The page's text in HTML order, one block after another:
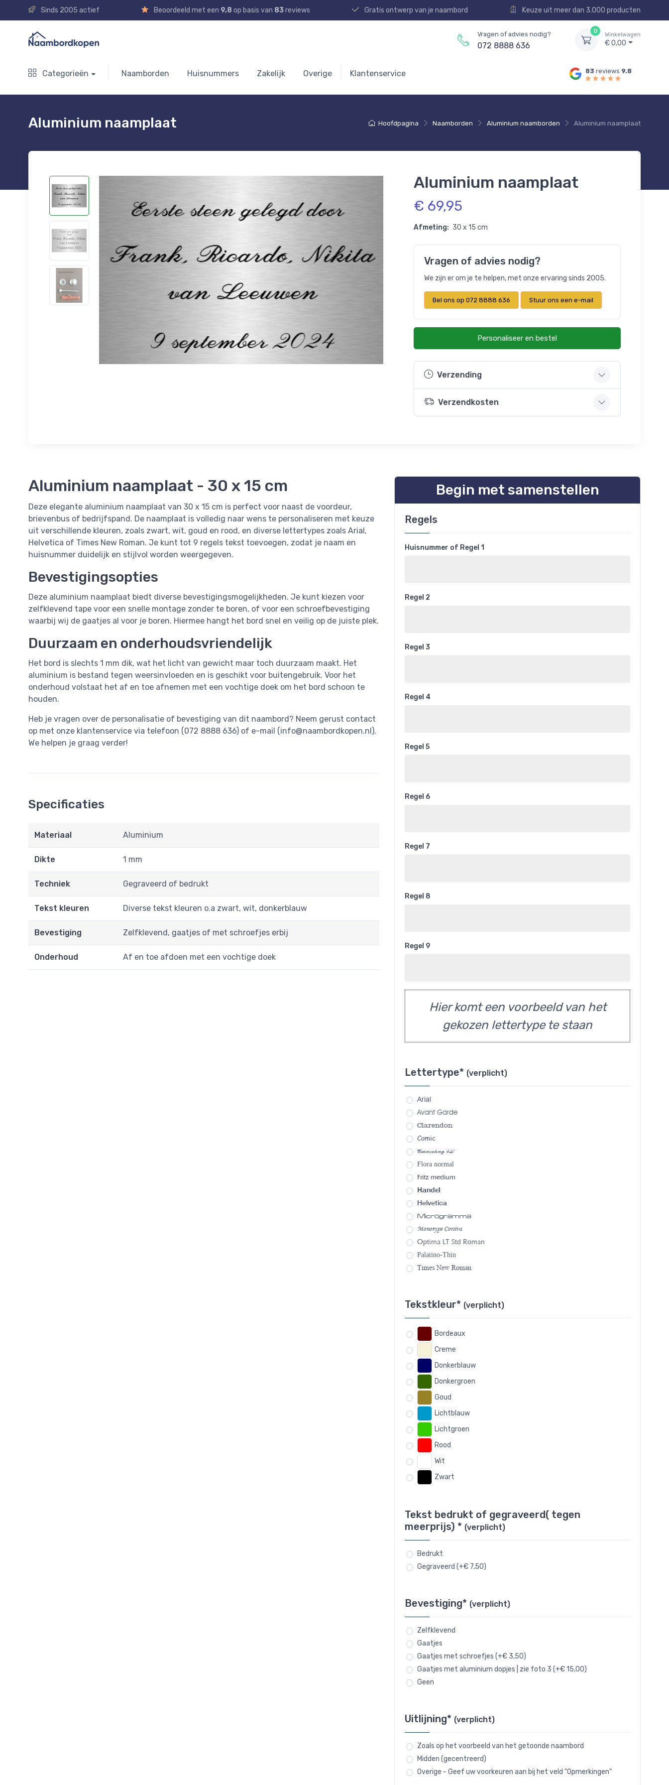
Sinds 2005 actief Beoordeeld met een 9,8 op basis van 83reviews Gratis ontwerp van je naambord Keuze uit meer dan 3.000 producten
Vragen of advies nodig?
072 8888 636
0
Winkelwagen
€ 0,00
Categorieën Naamborden Huisnummers Zakelijk Overige Klantenservice 83 reviews 9.8
Hoofdpagina Naamborden Aluminium naamborden Aluminium naamplaat
Aluminium naamplaat
Aluminium naamplaat
€ 69,95
Afmeting: 30 x 15 cm
Vragen of advies nodig?
We zijn er om je te helpen, met onze ervaring sinds 2005.
Bel ons op 072 8888 636 Stuur ons een e-mail
Personaliseer en bestel
Verzending
Verzendkosten
Aluminium naamplaat - 30 x 15 cm
Deze elegante aluminium naamplaat van 30 x 15 cm is perfect voor naast de voordeur,
brievenbus of bedrijfspand. De naamplaat is volledig naar wens te personaliseren met keuze
uit verschillende kleuren, zoals zwart, wit, goud en rood, en diverse lettertypes zoals Arial,
Helvetica of Times New Roman. Je kunt tot 9 regels tekst toevoegen, zodat je naam en
huisnummer duidelijk en stijlvol worden weergegeven.
Bevestigingsopties
Deze aluminium naamplaat biedt diverse bevestigingsmogelijkheden. Je kunt kiezen voor
zelfklevend tape voor een snelle montage zonder te boren, of voor een schroefbevestiging
waarbij wij de gaatjes al voor je boren. Hiermee hangt het bord snel en veilig op de juiste plek.
Duurzaam en onderhoudsvriendelijk
Het bord is slechts 1 mm dik, wat het licht van gewicht maar toch duurzaam maakt. Het
aluminium is bestand tegen weersinvloeden en is geschikt voor buitengebruik. Voor het
onderhoud volstaat het af en toe afnemen met een vochtige doek om het bord schoon te
houden.
Heb je vragen over de personalisatie of bevestiging van dit naambord? Neem gerust contact
op met onze klantenservice via telefoon (072 8888 636) of e-mail (info@naambordkopen.nl).
We helpen je graag verder!
Specificaties
Materiaal Aluminium
Dikte 1 mm
Techniek Gegraveerd of bedrukt
Tekst kleuren Diverse tekst kleuren o.a zwart, wit, donkerblauw
Bevestiging Zelfklevend, gaatjes of met schroefjes erbij
Onderhoud Af en toe afdoen met een vochtige doek
Begin met samenstellen
Regels
Huisnummer of Regel 1
Regel 2
Regel 3
Regel 4
Regel 5
Regel 6
Regel 7
Regel 8
Regel 9
Hier komt een voorbeeld van het
gekozen lettertype te staan
Lettertype* (verplicht)
Arial
Avant Garde
Clarendon
Comic
Connecting 4L
Flora normal
Fritz medium
Handel
Helvetica
Microgramma
Monotype Corsiva
Optima LT Std Roman
Palatino-Thin
Times New Roman
Tekstkleur* (verplicht)
Bordeaux
Creme
Donkerblauw
Donkergroen
Goud
Lichtblauw
Lichtgroen
Rood
Wit
Zwart
Tekst bedrukt of gegraveerd( tegen
meerprijs) * (verplicht)
Bedrukt
Gegraveerd (+€ 7,50)
Bevestiging* (verplicht)
Zelfklevend
Gaatjes
Gaatjes met schroefjes (+€ 3,50)
Gaatjes met aluminium dopjes | zie foto 3 (+€ 15,00)
Geen
Uitlijning* (verplicht)
Zoals op het voorbeeld van het getoonde naambord
Midden (gecentreerd)
Overige - Geef uw voorkeuren aan bij het veld "Opmerkingen"